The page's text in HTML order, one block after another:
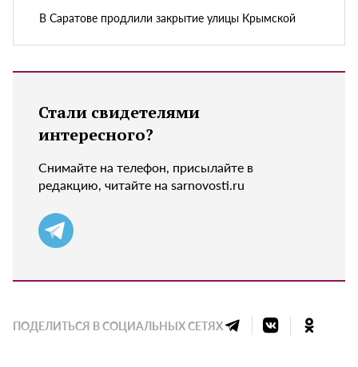
В Саратове продлили закрытие улицы Крымской
Стали свидетелями
интересного?
Снимайте на телефон, присылайте в
редакцию, читайте на sarnovosti.ru
ПОДЕЛИТЬСЯ В СОЦИАЛЬНЫХ СЕТЯХ